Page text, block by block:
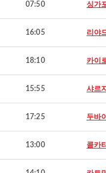
07:50 싱가
16:05 리야
18:10 카이
15:55 샤르
17:25 두바
13:00 콜카